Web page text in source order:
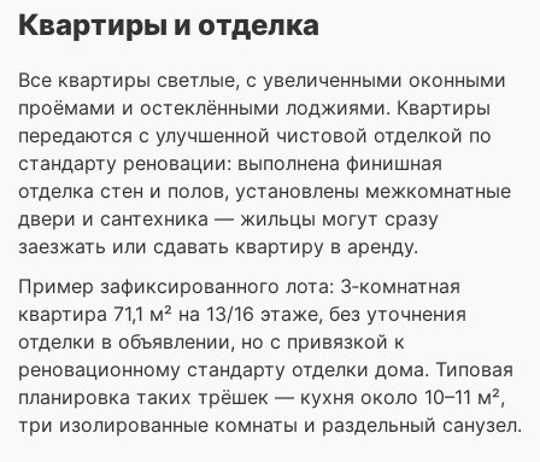
Квартиры и отделка
Все квартиры светлые, с увеличенными оконными
проёмами и остеклёнными лоджиями. Квартиры
передаются с улучшенной чистовой отделкой по
стандарту реновации: выполнена финишная
отделка стен и полов, установлены межкомнатные
двери и сантехника — жильцы могут сразу
заезжать или сдавать квартиру в аренду.
Пример зафиксированного лота: 3‑комнатная
квартира 71,1 м² на 13/16 этаже, без уточнения
отделки в объявлении, но с привязкой к
реновационному стандарту отделки дома. Типовая
планировка таких трёшек — кухня около 10–11 м²,
три изолированные комнаты и раздельный санузел.